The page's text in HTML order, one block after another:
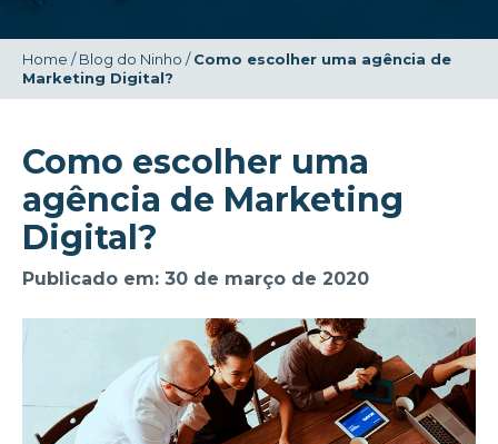
Home /Blog do Ninho /Como escolher uma agência de
Marketing Digital?
Como escolher uma
agência de Marketing
Digital?
Publicado em: 30 de março de 2020